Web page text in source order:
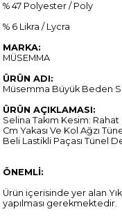
% 47 Polyester / Poly
% 6 Likra / Lycra
MARKA:
MÜSEMMA
ÜRÜN ADI:
Müsemma Büyük Beden
ÜRÜN AÇIKLAMASI:
Selina Takım Kesim: Rahat
Cm Yakası Ve Kol Ağzı
Beli Lastikli Paçası Tünel
ÖNEMLİ:
Ürün içerisinde yer alan
yapılması gerekmektedir.